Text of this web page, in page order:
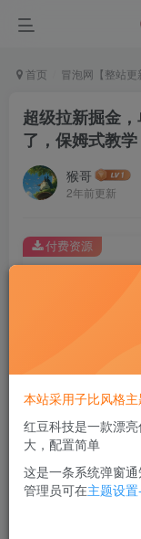
首页 冒泡网【整站更
超级拉新掘金
了，保姆式教学
猴哥
2年前更新
此内容为付费资源
您
付费资源
超级拉新掘金，单
本站采用子比风格主
红豆科技是一款漂
大，配置简单
这是一条系统弹窗
管理员可在主题设